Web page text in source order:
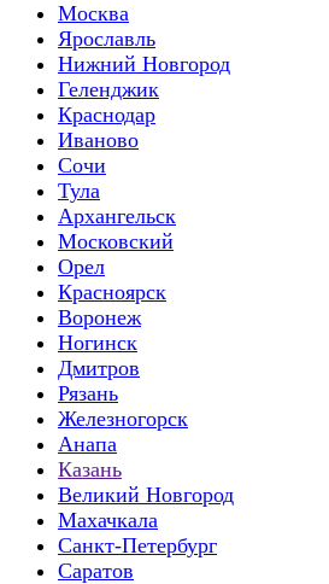
Москва
Ярославль
Нижний Новгород
Геленджик
Краснодар
Иваново
Сочи
Тула
Архангельск
Московский
Орел
Красноярск
Воронеж
Ногинск
Дмитров
Рязань
Железногорск
Анапа
Казань
Великий Новгород
Махачкала
Санкт-Петербург
Саратов